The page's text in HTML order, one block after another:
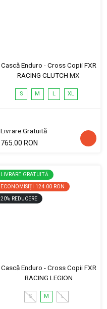
Cască Enduro - Cross Copii FXR
RACING CLUTCH MX
S M L XL
Livrare Gratuită
765.00 RON
LIVRARE GRATUITĂ
ECONOMISIȚI 124.00 RON
20% REDUCERE
Cască Enduro - Cross Copii FXR
RACING LEGION
S M L